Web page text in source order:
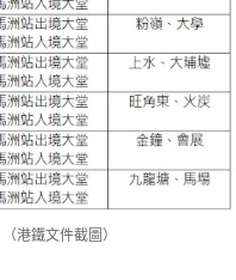
港鐵文件截圖）